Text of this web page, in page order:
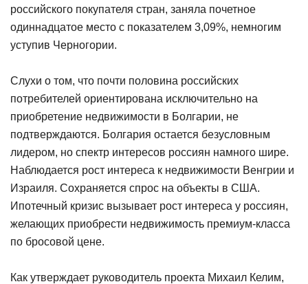
российского покупателя стран, заняла почетное
одиннадцатое место с показателем 3,09%, немногим
уступив Черногории.
Слухи о том, что почти половина российских
потребителей ориентирована исключительно на
приобретение недвижимости в Болгарии, не
подтверждаются. Болгария остается безусловным
лидером, но спектр интересов россиян намного шире.
Наблюдается рост интереса к недвижимости Венгрии и
Израиля. Сохраняется спрос на объекты в США.
Ипотечный кризис вызывает рост интереса у россиян,
желающих приобрести недвижимость премиум-класса
по бросовой цене.
Как утверждает руководитель проекта Михаил Келим,